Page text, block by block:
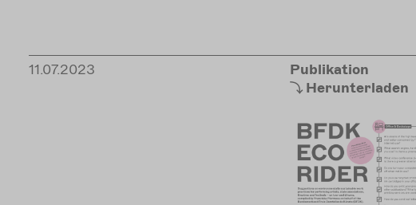
11.07.2023
Publikation
Herunterladen